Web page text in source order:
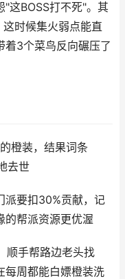
"这BOSS打不死"。其
这时候集火弱点能直
着3个菜鸟反向碾压了
橙装，结果词条
去世
派要扣30%贡献，记
的帮派资源更优渥
顺手帮路边老头找
每周都能白嫖橙装洗